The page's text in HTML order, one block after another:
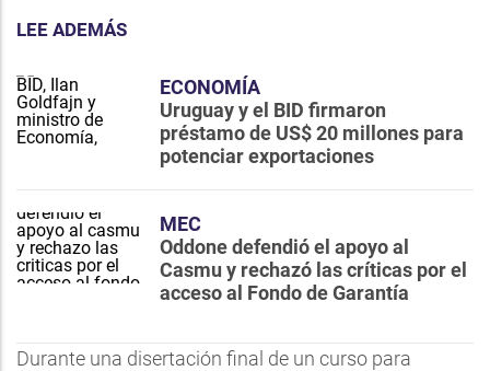
LEE ADEMÁS
ECONOMÍA
Uruguay y el BID firmaron
préstamo de US$ 20 millones para
potenciar exportaciones
MEC
Oddone defendió el apoyo al
Casmu y rechazó las críticas por el
acceso al Fondo de Garantía
Durante una disertación final de un curso para